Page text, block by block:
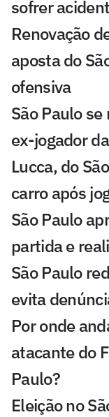
sofrer
Renovação
aposta do
ofensiva
São Paulo
ex-jogador
Lucca, do
carro após
São Paulo
partida e
São Paulo
evita
Por onde
atacante do
Paulo?
Eleição no